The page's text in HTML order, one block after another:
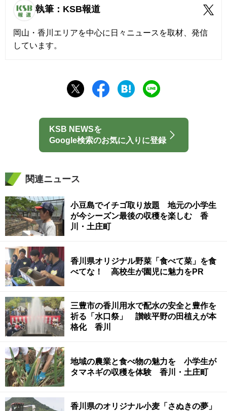
執筆：KSB報道
岡山・香川エリアを中心に日々ニュースを取材、発信
しています。
KSB NEWSを
Google検索のお気に入りに登録
関連ニュース
小豆島でイチゴ取り放題 地元の小学生
が今シーズン最後の収穫を楽しむ 香
川・土庄町
香川県オリジナル野菜「食べて菜」を食
べてな！ 高校生が園児に魅力をPR
三豊市の香川用水で配水の安全と豊作を
祈る「水口祭」 讃岐平野の田植えが本
格化 香川
地域の農業と食べ物の魅力を 小学生が
タマネギの収穫を体験 香川・土庄町
香川県のオリジナル小麦「さぬきの夢」